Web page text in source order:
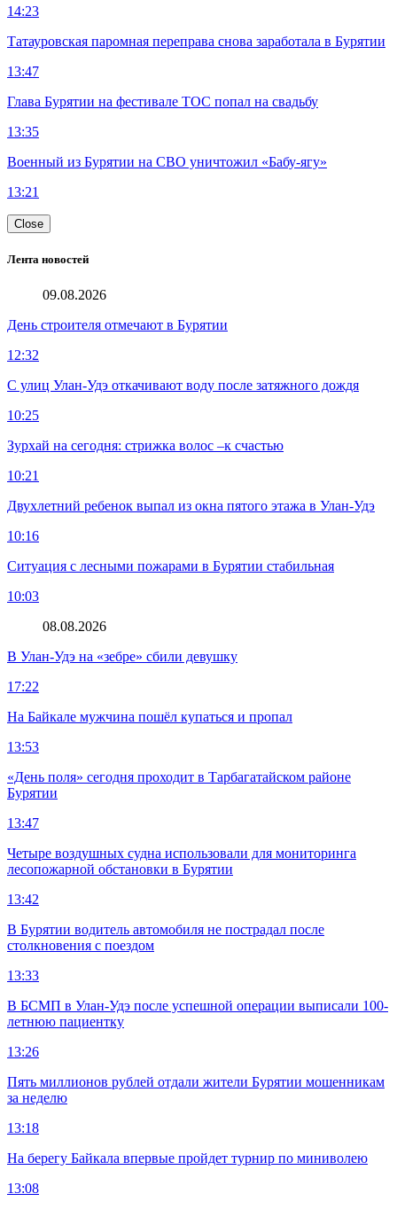
14:23
Татауровская паромная переправа снова заработала в Бурятии
13:47
Глава Бурятии на фестивале ТОС попал на свадьбу
13:35
Военный из Бурятии на СВО уничтожил «Бабу-ягу»
13:21
Close
Лента новостей
09.08.2026
День строителя отмечают в Бурятии
12:32
С улиц Улан-Удэ откачивают воду после затяжного дождя
10:25
Зурхай на сегодня: стрижка волос –к счастью
10:21
Двухлетний ребенок выпал из окна пятого этажа в Улан-Удэ
10:16
Ситуация с лесными пожарами в Бурятии стабильная
10:03
08.08.2026
В Улан-Удэ на «зебре» сбили девушку
17:22
На Байкале мужчина пошёл купаться и пропал
13:53
«День поля» сегодня проходит в Тарбагатайском районе
Бурятии
13:47
Четыре воздушных судна использовали для мониторинга
лесопожарной обстановки в Бурятии
13:42
В Бурятии водитель автомобиля не пострадал после
столкновения с поездом
13:33
В БСМП в Улан-Удэ после успешной операции выписали 100-
летнюю пациентку
13:26
Пять миллионов рублей отдали жители Бурятии мошенникам
за неделю
13:18
На берегу Байкала впервые пройдет турнир по миниволею
13:08